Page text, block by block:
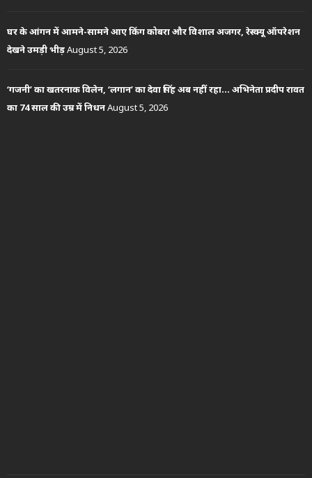
घर के आंगन में आमने-सामने आए किंग कोबरा और विशाल अजगर, रेस्क्यू ऑपरेशन
देखने उमड़ी भीड़August 5, 2026
‘गजनी’ का खतरनाक विलेन, ‘लगान’ का देवा सिंह अब नहीं रहा… अभिनेता प्रदीप रावत
का 74 साल की उम्र में निधनAugust 5, 2026